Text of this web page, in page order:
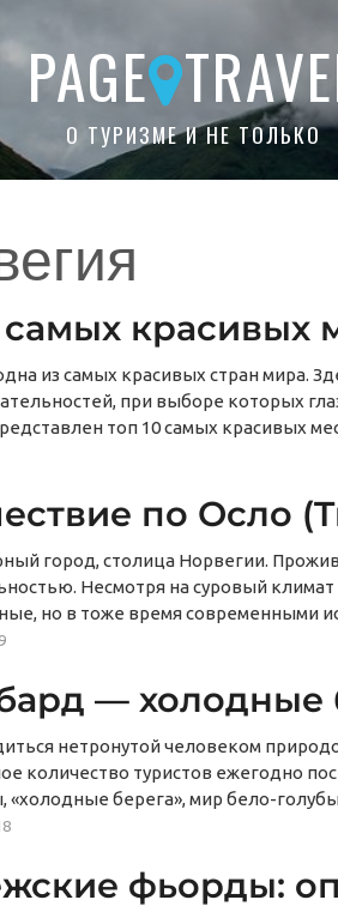
PAGE
О ТУРИЗМЕ И НЕ ТОЛЬКО
самых красивых
из самых красивых стран мира.
при выборе которых
топ 10 самых красивых
по Осло
город, столица Норвегии.
Несмотря на суровый
но в тоже время современными
— холодные
нетронутой человеком
количество туристов ежегодно
«холодные берега», мир бело-
фьорды: